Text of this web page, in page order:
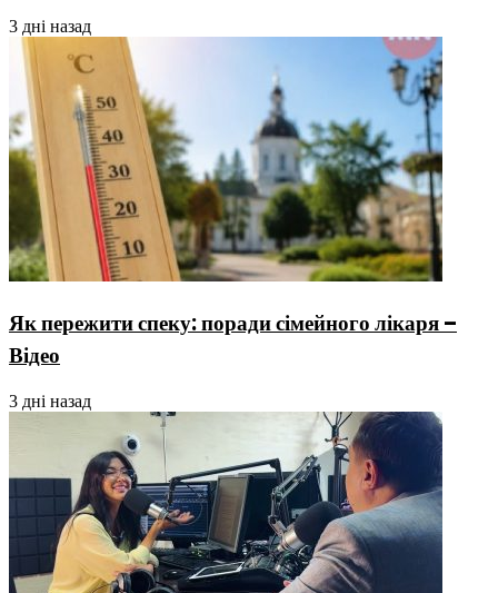
3 дні назад
Як пережити спеку: поради сімейного лікаря –
Відео
3 дні назад